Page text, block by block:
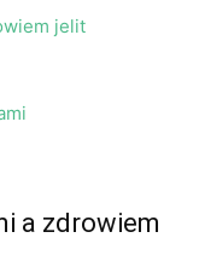
jelit
a zdrowiem